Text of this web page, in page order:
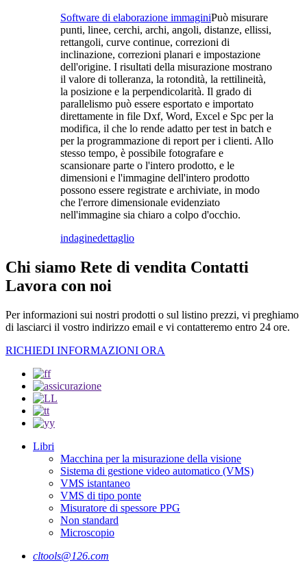
Software di elaborazione immaginiPuò misurare
punti, linee, cerchi, archi, angoli, distanze, ellissi,
rettangoli, curve continue, correzioni di
inclinazione, correzioni planari e impostazione
dell'origine. I risultati della misurazione mostrano
il valore di tolleranza, la rotondità, la rettilineità,
la posizione e la perpendicolarità. Il grado di
parallelismo può essere esportato e importato
direttamente in file Dxf, Word, Excel e Spc per la
modifica, il che lo rende adatto per test in batch e
per la programmazione di report per i clienti. Allo
stesso tempo, è possibile fotografare e
scansionare parte o l'intero prodotto, e le
dimensioni e l'immagine dell'intero prodotto
possono essere registrate e archiviate, in modo
che l'errore dimensionale evidenziato
nell'immagine sia chiaro a colpo d'occhio.
indaginedettaglio
Chi siamo Rete di vendita Contatti
Lavora con noi
Per informazioni sui nostri prodotti o sul listino prezzi, vi preghiamo
di lasciarci il vostro indirizzo email e vi contatteremo entro 24 ore.
RICHIEDI INFORMAZIONI ORA
Libri
Macchina per la misurazione della visione
Sistema di gestione video automatico (VMS)
VMS istantaneo
VMS di tipo ponte
Misuratore di spessore PPG
Non standard
Microscopio
cltools@126.com